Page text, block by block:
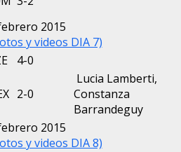
2015
y videos DIA 7)
4-0
2-0
Lucia Lamberti,
Constanza
Barrandeguy
2015
y videos DIA 8)